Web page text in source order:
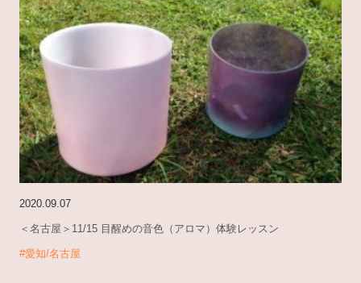
2020.09.07
＜名古屋＞11/15 目醒めの音色（アロマ）体験レッスン
#愛知/名古屋